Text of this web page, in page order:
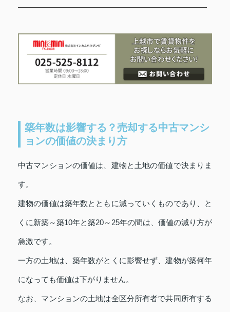
築年数は影響する？売却する中古マンシ
ョンの価値の決まり方
中古マンションの価値は、建物と土地の価値で決まりま
す。
建物の価値は築年数とともに減っていくものであり、と
くに新築～築10年と築20～25年の間は、価値の減り方が
急激です。
一方の土地は、築年数がとくに影響せず、建物が築何年
になっても価値は下がりません。
なお、マンションの土地は全区分所有者で共同所有する